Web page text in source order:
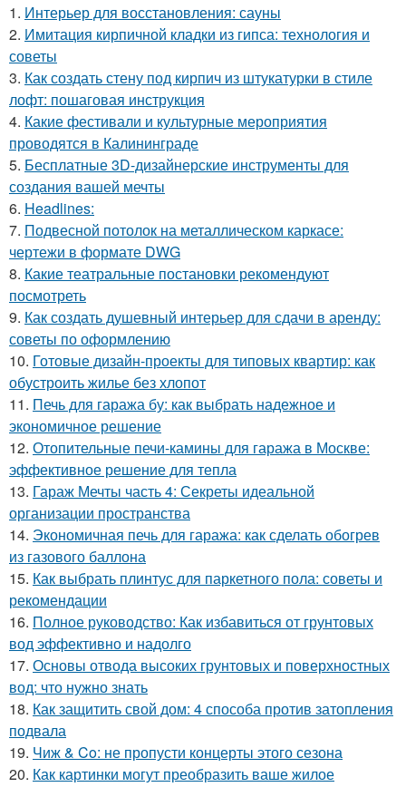
1. Интерьер для восстановления: сауны
2. Имитация кирпичной кладки из гипса: технология и
советы
3. Как создать стену под кирпич из штукатурки в стиле
лофт: пошаговая инструкция
4. Какие фестивали и культурные мероприятия
проводятся в Калининграде
5. Бесплатные 3D-дизайнерские инструменты для
создания вашей мечты
6. Headlines:
7. Подвесной потолок на металлическом каркасе:
чертежи в формате DWG
8. Какие театральные постановки рекомендуют
посмотреть
9. Как создать душевный интерьер для сдачи в аренду:
советы по оформлению
10. Готовые дизайн-проекты для типовых квартир: как
обустроить жилье без хлопот
11. Печь для гаража бу: как выбрать надежное и
экономичное решение
12. Отопительные печи-камины для гаража в Москве:
эффективное решение для тепла
13. Гараж Мечты часть 4: Секреты идеальной
организации пространства
14. Экономичная печь для гаража: как сделать обогрев
из газового баллона
15. Как выбрать плинтус для паркетного пола: советы и
рекомендации
16. Полное руководство: Как избавиться от грунтовых
вод эффективно и надолго
17. Основы отвода высоких грунтовых и поверхностных
вод: что нужно знать
18. Как защитить свой дом: 4 способа против затопления
подвала
19. Чиж & Co: не пропусти концерты этого сезона
20. Как картинки могут преобразить ваше жилое